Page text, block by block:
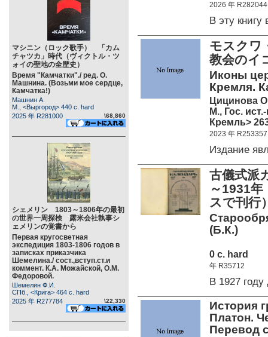
マシニン（ロック歌手） 「カム
チャツカ」時代（ヴィクトル・ツ
ォイの聖地の全歴史）
Время "Камчатки"./ ред. О.
Машнина. (Возьми мое сердце,
Камчатка!)
Машнин А.
М., <Выргород> 440 c. hard
2025 年 R281000
\68,860
シェメリン 1803～1806年の最初
の世界一周探検 露米会社執事シ
ェメリンの覚書から
Первая кругосветная
экспедиция 1803-1806 годов в
записках приказчика
Шемелина./ сост.,вступ.ст.и
коммент. К.А. Можайской, О.М.
Федоровой.
Шемелин Ф.И.
СПб., <Крига> 464 c. hard
2025 年 R277784
\22,330
2026 年 R282044
В эту
モスクワ
教会の
Иконы
Кремля.
Цицинова
М., Гос.
Кремль>
2023 年 R253357
Издание
古儀式派
～1931
スで刊行
(Б.К.)
0 c. hard
年 R35712
В 1927
История
Платон.
Перевод